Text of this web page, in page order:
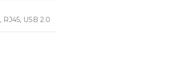
, RJ45, USB 2.0